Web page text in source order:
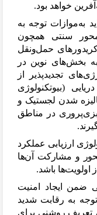
آفرین خواهد بود.
بهموازات توجه به
سنتی همچون
حملونقل
به بخشهای نوین در
های تجدیدپذیر از
(بیوتکنولوژی
شدن لجستیک و
پروری در مناطق
ارزیابی عملکرد
و مشارکت آنها
اولویتها باشد.
ایجاد امنیت
به رقابت شدید
تعریف روشنی برای